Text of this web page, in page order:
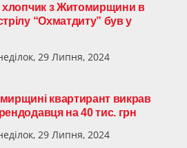
хлопчик з Житомирщини в
“Охматдиту” був у
29 Липня, 2024
квартирант викрав
на 40 тис. грн
29 Липня, 2024